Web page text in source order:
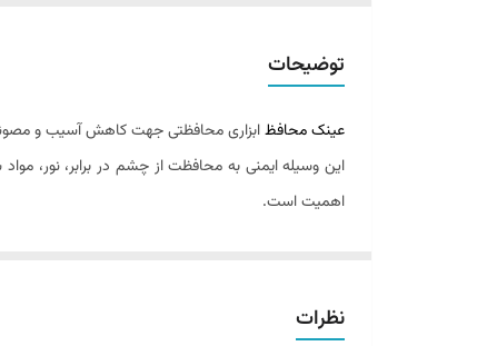
توضیحات
عینک محافظابزاری محافظتی جهت کاهش آسیب و
این وسیله ایمنی به محافظت از چشم در برابر، نور،
اهمیت است.
نظرات